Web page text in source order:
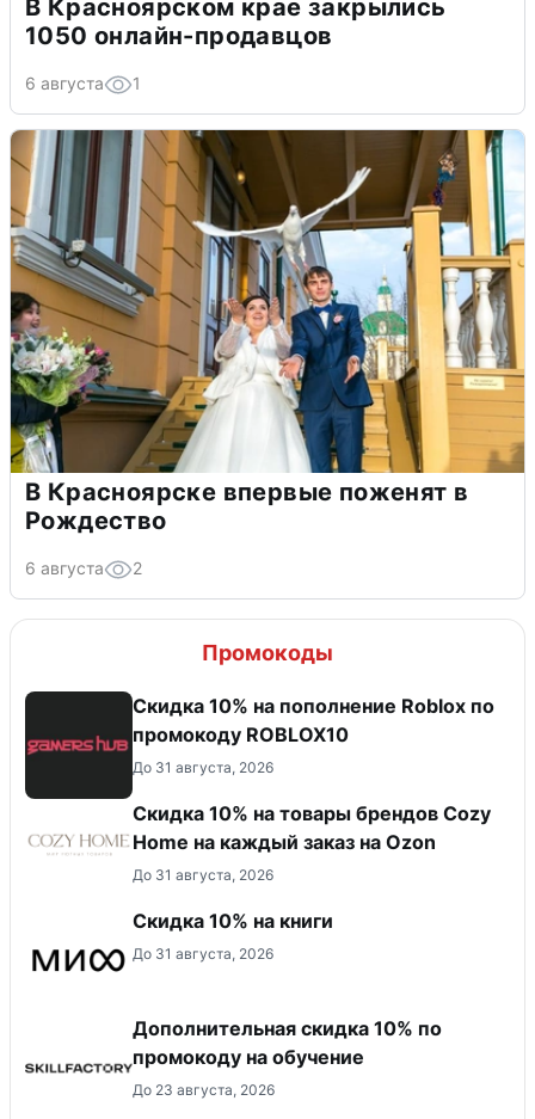
В Красноярском крае закрылись
1050 онлайн-продавцов
6 августа 1
В Красноярске впервые поженят в
Рождество
6 августа 2
Промокоды
Скидка 10% на пополнение Roblox по
промокоду ROBLOX10
До 31 августа, 2026
Скидка 10% на товары брендов Cozy
Home на каждый заказ на Оzon
До 31 августа, 2026
Скидка 10% на книги
До 31 августа, 2026
Дополнительная скидка 10% по
промокоду на обучение
До 23 августа, 2026